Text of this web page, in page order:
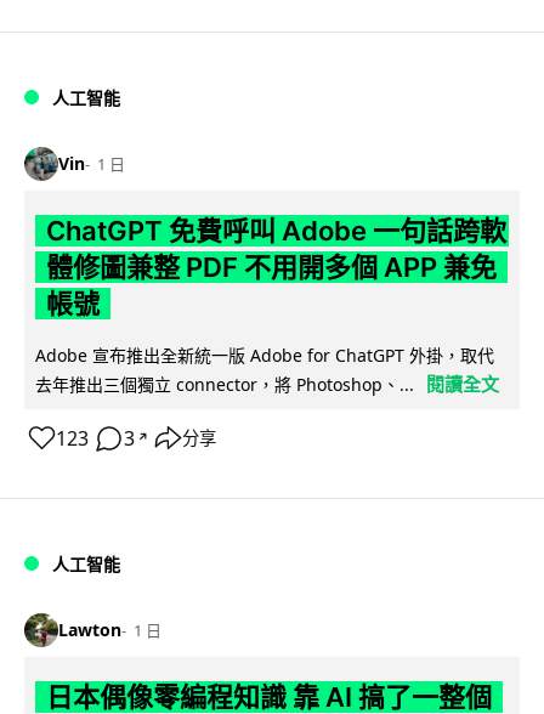
人工智能
Vin 1 日
ChatGPT 免費呼叫 Adobe 一句話跨軟
體修圖兼整 PDF 不用開多個 APP 兼免
帳號
Adobe 宣布推出全新統一版 Adobe for ChatGPT 外掛，取代
去年推出三個獨立 connector，將 Photoshop、...
閱讀全文
123 3 ↗ 分享
人工智能
Lawton 1 日
日本偶像零編程知識 靠 AI 搞了一整個